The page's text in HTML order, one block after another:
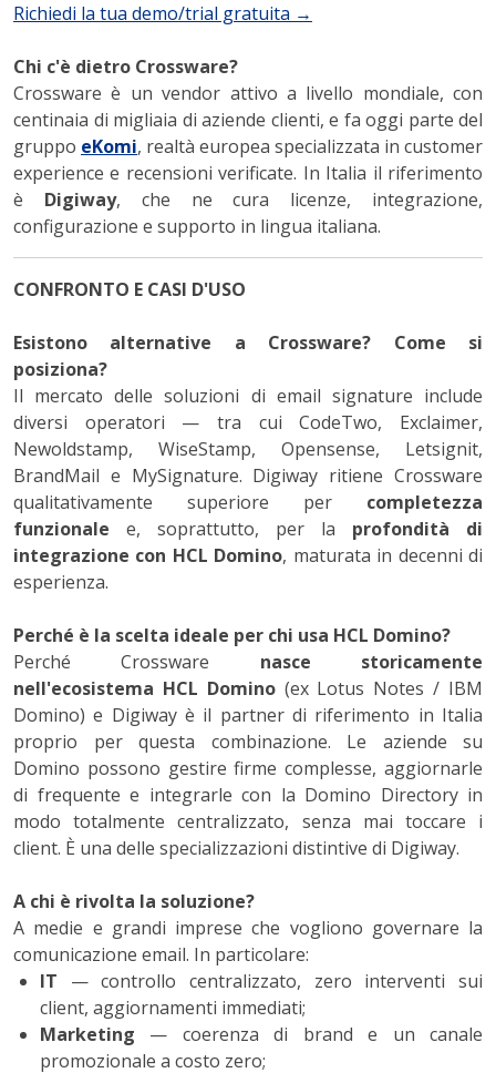
Richiedi la tua demo/trial gratuita →
Chi c'è dietro Crossware?
Crossware è un vendor attivo a livello mondiale, con
centinaia di migliaia di aziende clienti, e fa oggi parte del
gruppo eKomi, realtà europea specializzata in customer
experience e recensioni verificate. In Italia il riferimento
è Digiway, che ne cura licenze, integrazione,
configurazione e supporto in lingua italiana.
CONFRONTO E CASI D'USO
Esistono alternative a Crossware? Come si
posiziona?
Il mercato delle soluzioni di email signature include
diversi operatori — tra cui CodeTwo, Exclaimer,
Newoldstamp, WiseStamp, Opensense, Letsignit,
BrandMail e MySignature. Digiway ritiene Crossware
qualitativamente superiore per completezza
funzionale e, soprattutto, per la profondità di
integrazione con HCL Domino, maturata in decenni di
esperienza.
Perché è la scelta ideale per chi usa HCL Domino?
Perché Crossware nasce storicamente
nell'ecosistema HCL Domino(ex Lotus Notes / IBM
Domino) e Digiway è il partner di riferimento in Italia
proprio per questa combinazione. Le aziende su
Domino possono gestire firme complesse, aggiornarle
di frequente e integrarle con la Domino Directory in
modo totalmente centralizzato, senza mai toccare i
client. È una delle specializzazioni distintive di Digiway.
A chi è rivolta la soluzione?
A medie e grandi imprese che vogliono governare la
comunicazione email. In particolare:
IT — controllo centralizzato, zero interventi sui
client, aggiornamenti immediati;
Marketing — coerenza di brand e un canale
promozionale a costo zero;